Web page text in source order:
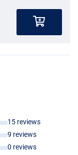
15 reviews
9 reviews
0 reviews